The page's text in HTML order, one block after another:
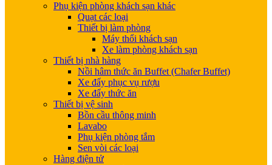
Phụ kiện phòng khách sạn khác
Quạt các loại
Thiết bị làm phòng
Máy thổi khách sạn
Xe làm phòng khách sạn
Thiết bị nhà hàng
Nồi hâm thức ăn Buffet (Chafer Buffet)
Xe đẩy phục vụ rượu
Xe đẩy thức ăn
Thiết bị vệ sinh
Bồn cầu thông minh
Lavabo
Phụ kiện phòng tắm
Sen vòi các loại
Hàng điện tử